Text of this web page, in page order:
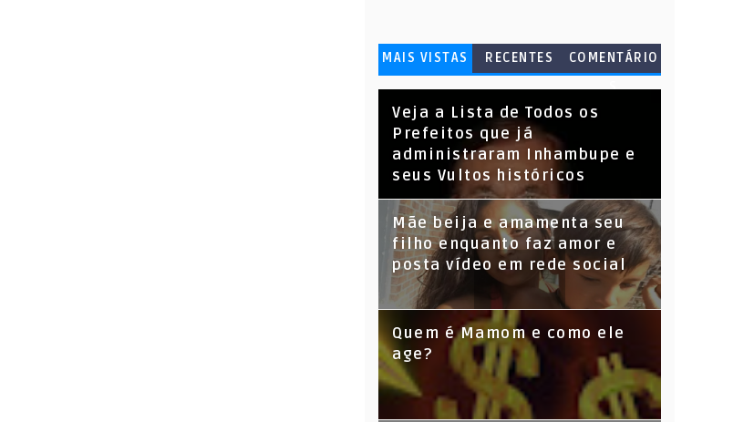
MAIS VISTAS RECENTES
COMENTÁRIO
S
Veja a Lista de Todos os
Prefeitos que já
administraram Inhambupe e
seus Vultos históricos
Mãe beija e amamenta seu
filho enquanto faz amor e
posta vídeo em rede social
Quem é Mamom e como ele
age?